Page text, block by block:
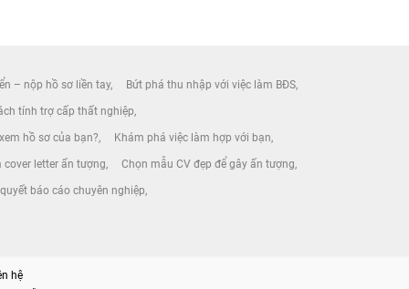
– nộp hồ sơ liền tay Bứt phá thu nhập với việc làm BĐS
tính trợ cấp thất nghiệp
hồ sơ của bạn? Khám phá việc làm hợp với bạn
cover letter ấn tượng Chọn mẫu CV đẹp để gây ấn tượng
quyết báo cáo chuyên nghiệp
hệ